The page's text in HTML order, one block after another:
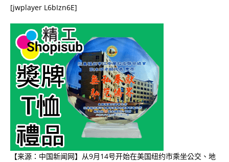
[jwplayer L6bIzn6E]
【来源：中国新闻网】从9月14号开始在美国纽约市乘坐公交、地